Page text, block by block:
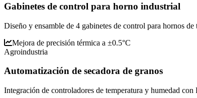
Gabinetes de control para horno industrial
Diseño y ensamble de 4 gabinetes de control para hornos
Mejora de precisión térmica a ±0.5°C
Agroindustria
Automatización de secadora de granos
Integración de controladores de temperatura y humedad